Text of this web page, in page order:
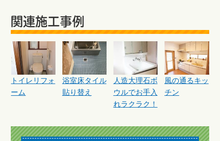
関連施工事例
トイレリフォ
ーム
浴室床タイル
貼り替え
人造大理石ボ
ウルでお手入
れラクラク！
風の通るキッ
チン